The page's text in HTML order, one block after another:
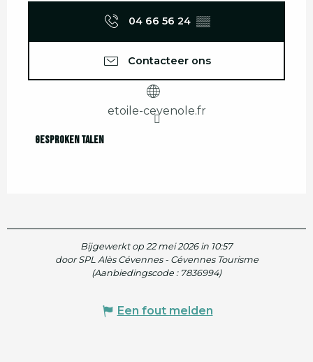
04 66 56 24 ▒▒
Contacteer ons
etoile-cevenole.fr
Gesproken talen
Gesproken talen
Bijgewerkt op 22 mei 2026 in 10:57
door SPL Alès Cévennes - Cévennes Tourisme
(Aanbiedingscode : 7836994)
Een fout melden